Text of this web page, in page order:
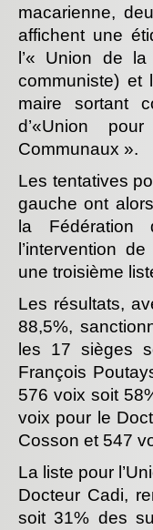
macarienne,
affichent une
l’« Union de
communiste) et
maire sortant
d’«Union
Communaux ».
Les tentatives
gauche ont
la
l’intervention
une troisième
Les résultats,
88,5%,
les 17 sièges
François
576 voix soit
voix pour le
Cosson et 547
La liste pour
Docteur Cadi,
soit 31% des